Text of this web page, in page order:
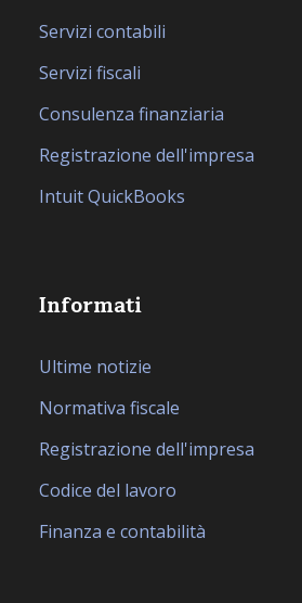
Servizi contabili
Servizi fiscali
Consulenza finanziaria
Registrazione dell'impresa
Intuit QuickBooks
Informati
Ultime notizie
Normativa fiscale
Registrazione dell'impresa
Codice del lavoro
Finanza e contabilità